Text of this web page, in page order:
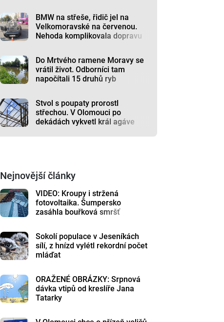
BMW na střeše, řidič jel na
Velkomoravské na červenou.
Nehoda komplikovala dopravu
Do Mrtvého ramene Moravy se
vrátil život. Odborníci tam
napočítali 15 druhů ryb
Stvol s poupaty prorostl
střechou. V Olomouci po
dekádách vykvetl král agáve
Nejnovější články
VIDEO: Kroupy i stržená
fotovoltaika. Šumpersko
zasáhla bouřková smršť
Sokolí populace v Jeseníkách
sílí, z hnízd vylétl rekordní počet
mláďat
ORAŽENÉ OBRÁZKY: Srpnová
dávka vtipů od kreslíře Jana
Tatarky